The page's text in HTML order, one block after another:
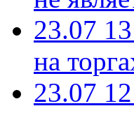
23.07
на
23.07